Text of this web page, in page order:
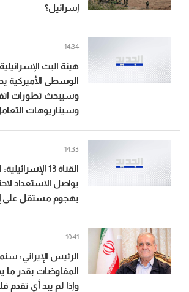
إسرائيل؟
هيئة البث
الوسطى الأميركية
وسيبحث تطورات
وسيناريوهات
14:34
القناة 13
يواصل الاستعداد
بهجوم مستقل على
14:33
الرئيس الإيراني:
المفاوضات بقدر ما
وإذا لم يبد أي تقدم
10:41